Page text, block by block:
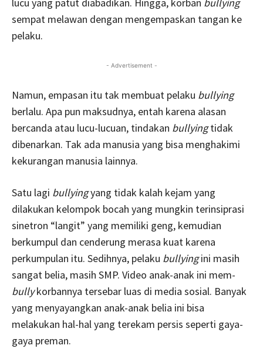
sempat melawan dengan mengempaskan tangan ke
pelaku.
- Advertisement -
Namun, empasan itu tak membuat pelaku bullying
berlalu. Apa pun maksudnya, entah karena alasan
bercanda atau lucu-lucuan, tindakan bullyingtidak
dibenarkan. Tak ada manusia yang bisa menghakimi
kekurangan manusia lainnya.
Satu lagi bullyingyang tidak kalah kejam yang
dilakukan kelompok bocah yang mungkin terinsiprasi
sinetron “langit” yang memiliki geng, kemudian
berkumpul dan cenderung merasa kuat karena
perkumpulan itu. Sedihnya, pelaku bullyingini masih
sangat belia, masih SMP. Video anak-anak ini mem-
bullykorbannya tersebar luas di media sosial. Banyak
yang menyayangkan anak-anak belia ini bisa
melakukan hal-hal yang terekam persis seperti gaya-
gaya preman.